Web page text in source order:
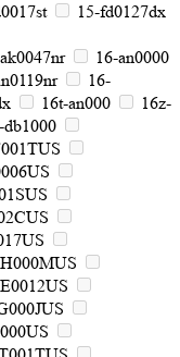
15-fd0127dx
16-an0000
16-
16t-an000
16z-
db1000